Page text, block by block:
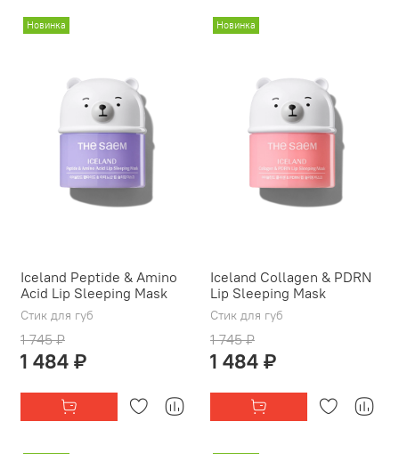
Новинка
Iceland Peptide & Amino
Acid Lip Sleeping Mask
Стик для губ
1 745 ₽
1 484 ₽
Новинка
Iceland Collagen & PDRN
Lip Sleeping Mask
Стик для губ
1 745 ₽
1 484 ₽